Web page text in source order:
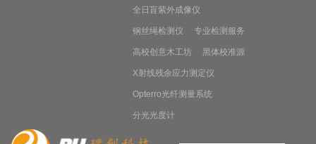
全日盲紫外成像仪
钢丝绳检测仪 专业检测服务
高校创意木工坊 黑体校准源
X射线残余应力测定仪
Opterro光纤测量系统
分光光度计